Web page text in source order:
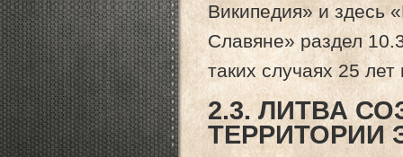
Википедия» и здесь
Славяне» раздел
таких случаях 25
2.3. ЛИТВА
ТЕРРИТОРИИ